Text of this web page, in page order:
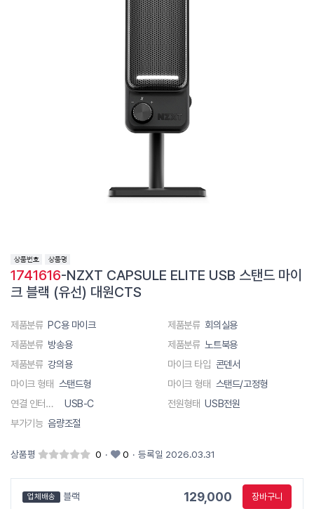
1741616-NZXT CAPSULE ELITE USB 스탠드 마이
크 블랙 (유선) 대원CTS
제품분류 PC용 마이크 제품분류 회의실용
제품분류 방송용 제품분류 노트북용
제품분류 강의용 마이크 타입 콘덴서
마이크 형태 스탠드형 마이크 형태 스탠드/고정형
연결 인터페이스
USB-C 전원형태 USB전원
부가기능 음량조절
상품평 0 · 0 · 등록일 2026.03.31
업체배송 블랙 129,000 장바구니